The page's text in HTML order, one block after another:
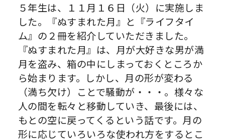
５年生は、１１月１６日（火）に実施しま
した。『ぬすまれた月』と『ライフタイ
ム』の２冊を紹介していただきました。
『ぬすまれた月』は、月が大好きな男が満
月を盗み、箱の中にしまっておくところか
ら始まります。しかし、月の形が変わる
（満ち欠け）ことで騒動が・・・。様々な
人の間を転々と移動していき、最後には、
もとの空に戻ってくるという話です。月の
形に応じていろいろな使われ方をするとこ